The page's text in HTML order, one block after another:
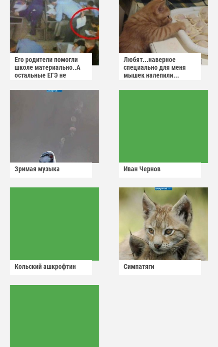
Его родители помогли
школе материально..А
остальные ЕГЭ не
Любят...наверное
специально для меня
мышек налепили...
Зримая музыка Иван Чернов
Кольский ашкрофтин Симпатяги